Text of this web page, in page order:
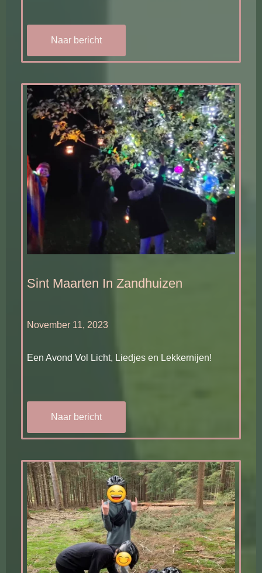
Naar bericht
Sint Maarten In Zandhuizen
November 11, 2023
Een Avond Vol Licht, Liedjes en Lekkernijen!
Naar bericht